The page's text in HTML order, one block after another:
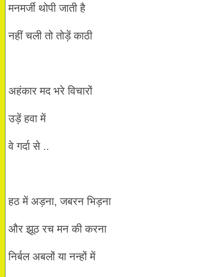
मनमर्जी थोपी जाती है
नहीं चली तो तोड़ें काठी
अहंकार मद भरे विचारों
उड़ें हवा में
वे गर्दा से ..
हठ में अड़ना, जबरन भिड़ना
और झूठ रच मन की करना
निर्बल अबलों या नन्हों में